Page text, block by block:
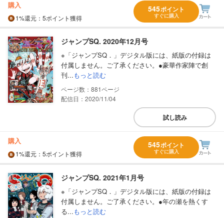
購入
1%還元 ：5ポイント獲得
545ポイント
すぐに購入
ジャンプSQ. 2020年12月号
※「ジャンプSQ．」デジタル版には、紙版の付録は
付属しません。ご了承ください。●豪華作家陣で創
刊...もっと読む
881
配信日：2020/11/04
試し読み
購入
1%還元 ：5ポイント獲得
545ポイント
すぐに購入
ジャンプSQ. 2021年1月号
※「ジャンプSQ．」デジタル版には、紙版の付録は
付属しません。ご了承ください。●年の瀬を熱くす
る...もっと読む